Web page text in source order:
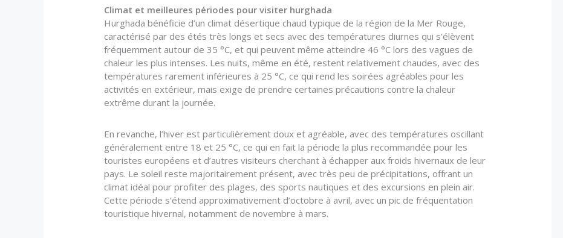
Climat et meilleures périodes pour visiter hurghada
Hurghada bénéficie d’un climat désertique chaud typique de la région de la Mer Rouge,
caractérisé par des étés très longs et secs avec des températures diurnes qui s’élèvent
fréquemment autour de 35 °C, et qui peuvent même atteindre 46 °C lors des vagues de
chaleur les plus intenses. Les nuits, même en été, restent relativement chaudes, avec des
températures rarement inférieures à 25 °C, ce qui rend les soirées agréables pour les
activités en extérieur, mais exige de prendre certaines précautions contre la chaleur
extrême durant la journée.
En revanche, l’hiver est particulièrement doux et agréable, avec des températures oscillant
généralement entre 18 et 25 °C, ce qui en fait la période la plus recommandée pour les
touristes européens et d’autres visiteurs cherchant à échapper aux froids hivernaux de leur
pays. Le soleil reste majoritairement présent, avec très peu de précipitations, offrant un
climat idéal pour profiter des plages, des sports nautiques et des excursions en plein air.
Cette période s’étend approximativement d’octobre à avril, avec un pic de fréquentation
touristique hivernal, notamment de novembre à mars.